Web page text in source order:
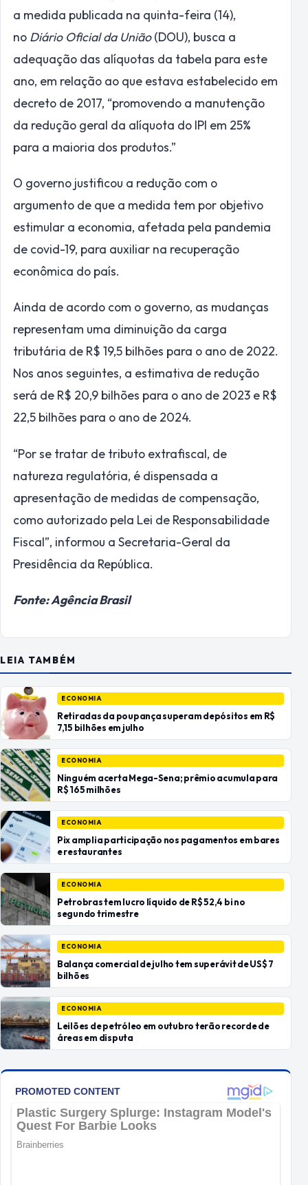
a medida publicada na quinta-feira (14),
no Diário Oficial da União(DOU), busca a
adequação das alíquotas da tabela para este
ano, em relação ao que estava estabelecido em
decreto de 2017, “promovendo a manutenção
da redução geral da alíquota do IPI em 25%
para a maioria dos produtos.”
O governo justificou a redução com o
argumento de que a medida tem por objetivo
estimular a economia, afetada pela pandemia
de covid-19, para auxiliar na recuperação
econômica do país.
Ainda de acordo com o governo, as mudanças
representam uma diminuição da carga
tributária de R$ 19,5 bilhões para o ano de 2022.
Nos anos seguintes, a estimativa de redução
será de R$ 20,9 bilhões para o ano de 2023 e R$
22,5 bilhões para o ano de 2024.
“Por se tratar de tributo extrafiscal, de
natureza regulatória, é dispensada a
apresentação de medidas de compensação,
como autorizado pela Lei de Responsabilidade
Fiscal”, informou a Secretaria-Geral da
Presidência da República.
Fonte: Agência Brasil
LEIA TAMBÉM
ECONOMIA
Retiradas da poupança superam depósitos em R$
7,15 bilhões em julho
ECONOMIA
Ninguém acerta Mega-Sena; prêmio acumula para
R$ 165 milhões
ECONOMIA
Pix amplia participação nos pagamentos em bares
e restaurantes
ECONOMIA
Petrobras tem lucro líquido de R$ 52,4 bi no
segundo trimestre
ECONOMIA
Balança comercial de julho tem superávit de US$ 7
bilhões
ECONOMIA
Leilões de petróleo em outubro terão recorde de
áreas em disputa